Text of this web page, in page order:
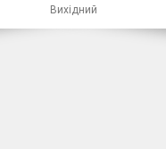
Вихідний